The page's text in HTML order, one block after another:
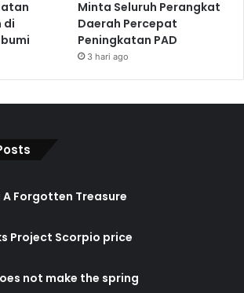
di
Minta Seluruh Perangkat
Daerah Percepat
Peningkatan PAD
3 hari ago
Forgotten Treasure
Project Scorpio price
not make the spring